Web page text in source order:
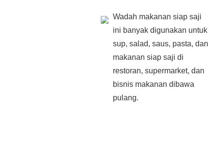
Wadah makanan siap saji
ini banyak digunakan untuk
sup, salad, saus, pasta, dan
makanan siap saji di
restoran, supermarket, dan
bisnis makanan dibawa
pulang.